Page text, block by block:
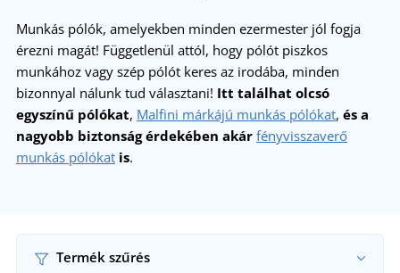
Munkás pólók, amelyekben minden ezermester jól fogja
érezni magát! Függetlenül attól, hogy pólót piszkos
munkához vagy szép pólót keres az irodába, minden
bizonnyal nálunk tud választani! Itt találhat olcsó
egyszínű pólókat, Malfini márkájú munkás pólókat, és a
nagyobb biztonság érdekében akár fényvisszaverő
munkás pólókat is.
Termék szűrés